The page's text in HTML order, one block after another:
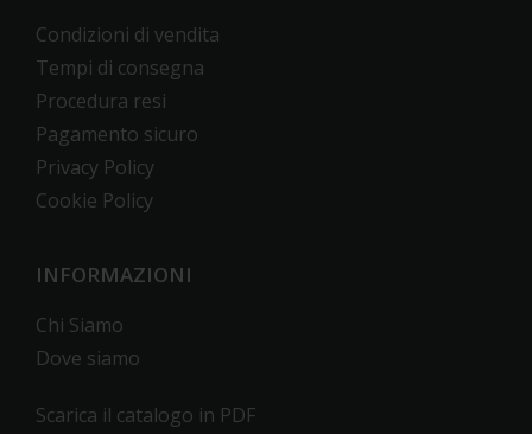
Condizioni di vendita
Tempi di consegna
Procedura resi
Pagamento sicuro
Privacy Policy
Cookie Policy
INFORMAZIONI
Chi Siamo
Dove siamo
Scarica il catalogo in PDF